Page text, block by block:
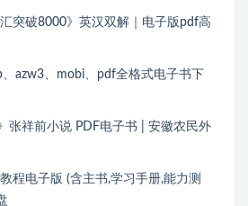
突破8000》英汉双解｜电子版pdf高
、azw3、mobi、pdf全格式电子书下
张祥前小说 PDF电子书 | 安徽农民外
程电子版 (含主书,学习手册,能力测